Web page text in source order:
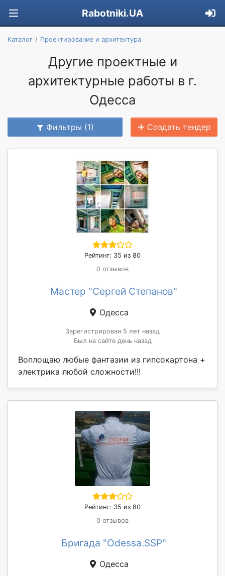
Rabotniki.UA
Каталог Проектирование и архитектура
Другие проектные и
архитектурные работы в г.
Одесса
Фильтры (1) Создать тендер
Рейтинг: 35 из 80
0 отзывов
Мастер "Сергей Степанов"
Одесса
Зарегистрирован 5 лет назад
Был на сайте день назад
Воплощаю любые фантазии из гипсокартона +
электрика любой сложности!!!
Рейтинг: 35 из 80
0 отзывов
Бригада "Odessa.SSP"
Одесса